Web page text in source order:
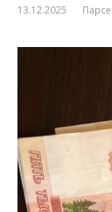
13.12.2025